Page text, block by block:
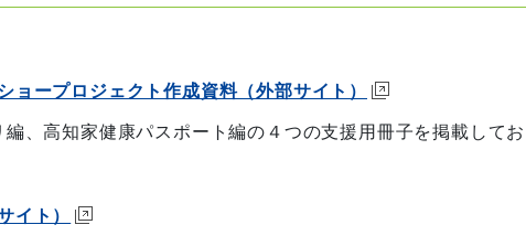
ープロジェクト作成資料（外部サイト）
高知家健康パスポート編の４つの支援用冊子を掲載してお
イト）